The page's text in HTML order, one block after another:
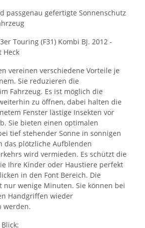
passgenau gefertigte Sonnenschutz
Touring (F31) Kombi BJ. 2012 -
Heck
vereinen verschiedene Vorteile je
Sie reduzieren die
Fahrzeug. Es ist möglich die
zu öffnen, dabei halten die
Fenster lästige Insekten vor
Sie bieten einen optimalen
tief stehender Sonne in sonnigen
das plötzliche Aufblenden
wird vermieden. Es schützt die
Ihre Kinder oder Haustiere perfekt
in den Font Bereich. Die
nur wenige Minuten. Sie können bei
Handgriffen wieder
werden.